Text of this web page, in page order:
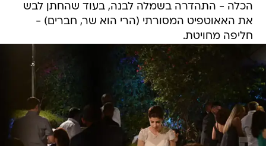
הכלה - התהדרה בשמלה לבנה, בעוד שהחתן לבש
את האאוטפיט המסורתי (הרי הוא שר, חברים) -
חליפה מחויטת.